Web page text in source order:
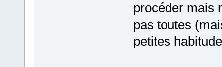
procéder mais
pas toutes
petites